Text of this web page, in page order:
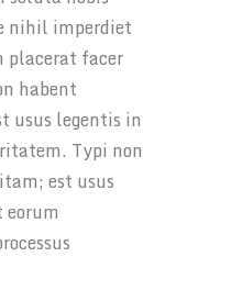
nihil imperdiet
placerat facer
habent
usus legentis in
Typi non
est usus